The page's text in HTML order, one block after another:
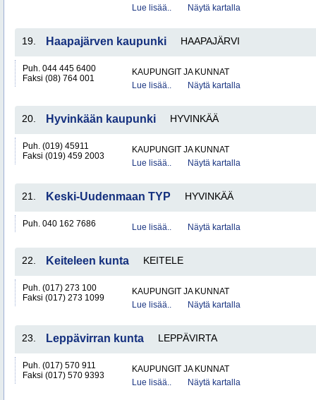
Lue lisää..
Näytä kartalla
19. Haapajärven kaupunki HAAPAJÄRVI
Puh. 044 445 6400
Faksi (08) 764 001
KAUPUNGIT JA KUNNAT
Lue lisää..
Näytä kartalla
20. Hyvinkään kaupunki HYVINKÄÄ
Puh. (019) 45911
Faksi (019) 459 2003
KAUPUNGIT JA KUNNAT
Lue lisää..
Näytä kartalla
21. Keski-Uudenmaan TYP HYVINKÄÄ
Puh. 040 162 7686 Lue lisää.. Näytä kartalla
22. Keiteleen kunta KEITELE
Puh. (017) 273 100
Faksi (017) 273 1099
KAUPUNGIT JA KUNNAT
Lue lisää..
Näytä kartalla
23. Leppävirran kunta LEPPÄVIRTA
Puh. (017) 570 911
Faksi (017) 570 9393
KAUPUNGIT JA KUNNAT
Lue lisää..
Näytä kartalla